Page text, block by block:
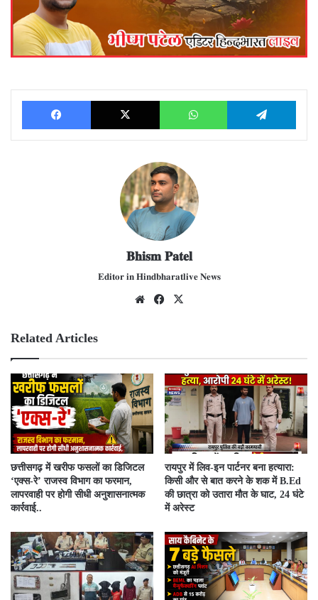
Facebook X WhatsApp
𝐁𝐡𝐢𝐬𝐦 𝐏𝐚𝐭𝐞𝐥
𝐄𝐝𝐢𝐭𝐨𝐫 𝐢𝐧 𝐇𝐢𝐧𝐝𝐛𝐡𝐚𝐫𝐚𝐭𝐥𝐢𝐯𝐞 𝐍𝐞𝐰𝐬
We
Fac
Related Articles
​छत्तीसगढ़ में खरीफ फसलों का डिजिटल
‘एक्स-रे’ राजस्व विभाग का फरमान,
लापरवाही पर होगी सीधी अनुशासनात्मक
कार्रवाई..
रायपुर में लिव-इन पार्टनर बना हत्यारा:
किसी और से बात करने के शक में B.Ed
की छात्रा को उतारा मौत के घाट, 24 घंटे
में अरेस्ट